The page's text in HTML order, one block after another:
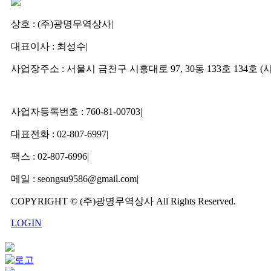
상호 : (주)광명무역상사|
대표이사 : 최성수|
사업장주소 : 서울시 금천구 시흥대로 97, 30동 133호 134호 (
사업자등록번호 : 760-81-00703|
대표전화 : 02-807-6997|
팩스 : 02-807-6996|
메일 : seongsu9586@gmail.com|
COPYRIGHT © (주)광명무역상사 All Rights Reserved.
LOGIN